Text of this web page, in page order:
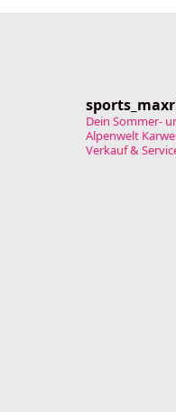
Dein Sommer-
Alpenwelt
Verkauf &